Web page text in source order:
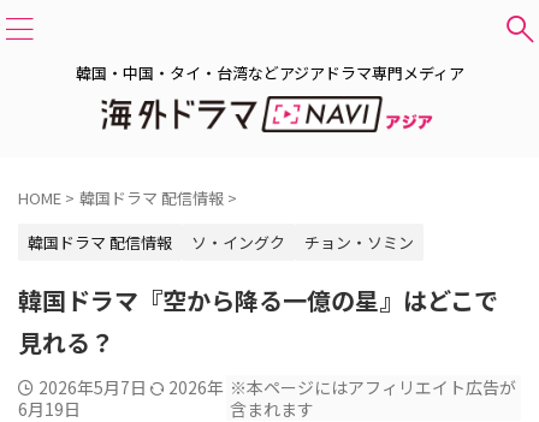
韓国・中国・タイ・台湾などアジアドラマ専門メディア
HOME > 韓国ドラマ 配信情報 >
韓国ドラマ 配信情報
ソ・イングク チョン・ソミン
韓国ドラマ『空から降る一億の星』はどこで
見れる？
2026年5月7日
2026年
6月19日
※本ページにはアフィリエイト広告が
含まれます